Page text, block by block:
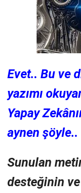
Evet.. Bu ve
yazımı
Yapay
aynen şöyle..
Sunulan
desteğinin